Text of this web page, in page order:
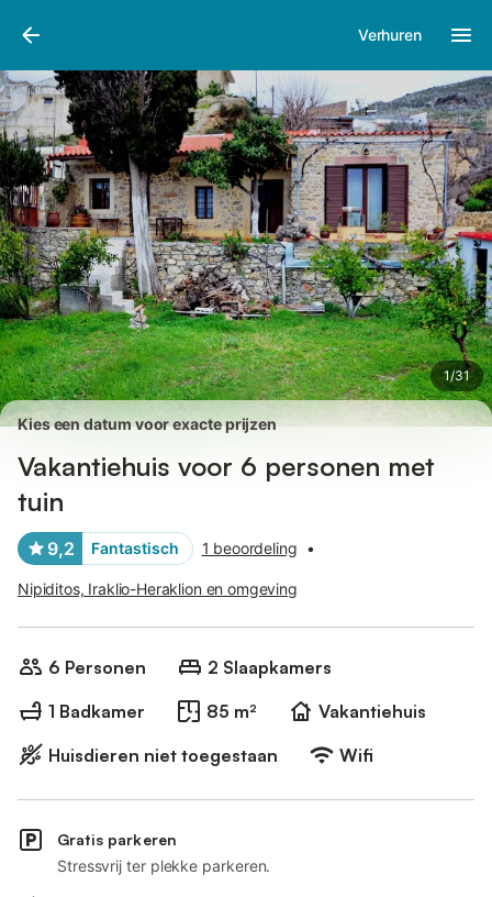
Verhuren
1/31
Afbeeldingen
Kies een datum voor exacte prijzen
Vakantiehuis voor 6 personen met
tuin
9,2 Fantastisch 1 beoordeling •
Nipiditos, Iraklio-Heraklion en omgeving
6 Personen
2 Slaapkamers
1 Badkamer
85 m²
Vakantiehuis
Huisdieren niet toegestaan
Wifi
Gratis parkeren
Stressvrij ter plekke parkeren.